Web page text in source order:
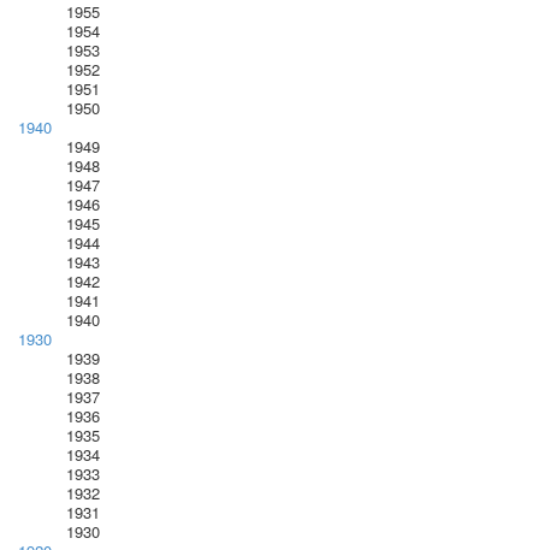
1955
1954
1953
1952
1951
1950
1940
1949
1948
1947
1946
1945
1944
1943
1942
1941
1940
1930
1939
1938
1937
1936
1935
1934
1933
1932
1931
1930